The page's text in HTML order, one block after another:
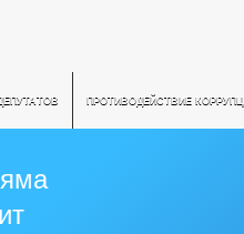
ПРОТИВОДЕЙСТВИЕ